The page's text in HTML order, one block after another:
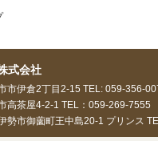
式会社
市伊倉2丁目2-15 TEL: 059-356-
高茶屋4-2-1 TEL：059-269-
勢市御薗町王中島20-1 プリンス